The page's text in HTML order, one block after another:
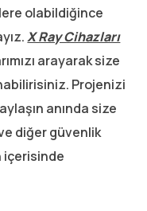
olabildiğince
X Ray Cihazları
arayarak size
Projenizi
anında size
diğer güvenlik
içerisinde